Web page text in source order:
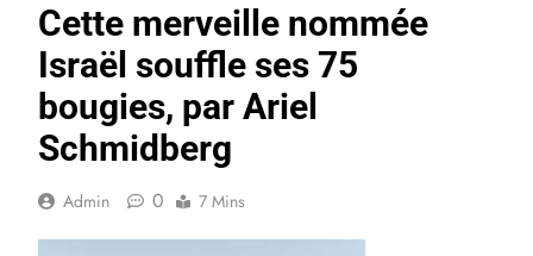
Cette merveille nommée
Israël souffle ses 75
bougies, par Ariel
Schmidberg
Admin 0 7 Mins